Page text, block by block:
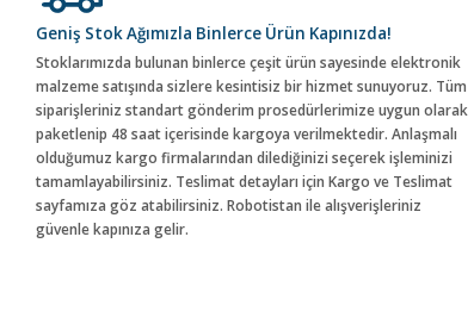
Geniş Stok Ağımızla Binlerce Ürün Kapınızda!
Stoklarımızda bulunan binlerce çeşit ürün sayesinde elektronik
malzeme satışında sizlere kesintisiz bir hizmet sunuyoruz. Tüm
siparişleriniz standart gönderim prosedürlerimize uygun olarak
paketlenip 48 saat içerisinde kargoya verilmektedir. Anlaşmalı
olduğumuz kargo firmalarından dilediğinizi seçerek işleminizi
tamamlayabilirsiniz. Teslimat detayları için Kargo ve Teslimat
sayfamıza göz atabilirsiniz. Robotistan ile alışverişleriniz
güvenle kapınıza gelir.